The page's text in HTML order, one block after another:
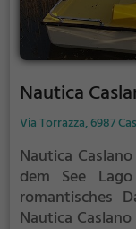
Nautica
Via Torrazza, 6987
Nautica
dem See
romantisches
Nautica